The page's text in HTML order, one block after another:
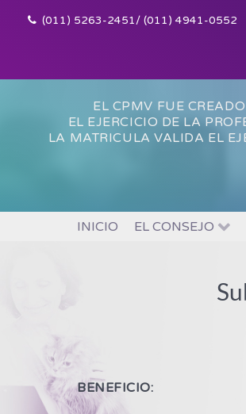
(011) 5263-2451/ (011) 4941-0552
EL CPMV FUE
EL EJERCICIO DE LA
LA MATRICULA VALIDA EL
INICIO EL CONSEJO
BENEFICIO: